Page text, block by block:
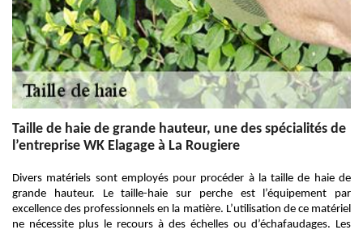
Taille de haie de grande hauteur, une des spécialités de
l’entreprise WK Elagage à La Rougiere
Divers matériels sont employés pour procéder à la taille de haie de
grande hauteur. Le taille-haie sur perche est l’équipement par
excellence des professionnels en la matière. L’utilisation de ce matériel
ne nécessite plus le recours à des échelles ou d’échafaudages. Les